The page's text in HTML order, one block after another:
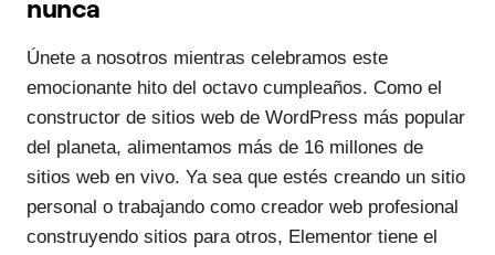
nunca
Únete a nosotros mientras celebramos este
emocionante hito del octavo cumpleaños. Como el
constructor de sitios web de WordPress más popular
del planeta, alimentamos más de 16 millones de
sitios web en vivo. Ya sea que estés creando un sitio
personal o trabajando como creador web profesional
construyendo sitios para otros, Elementor tiene el